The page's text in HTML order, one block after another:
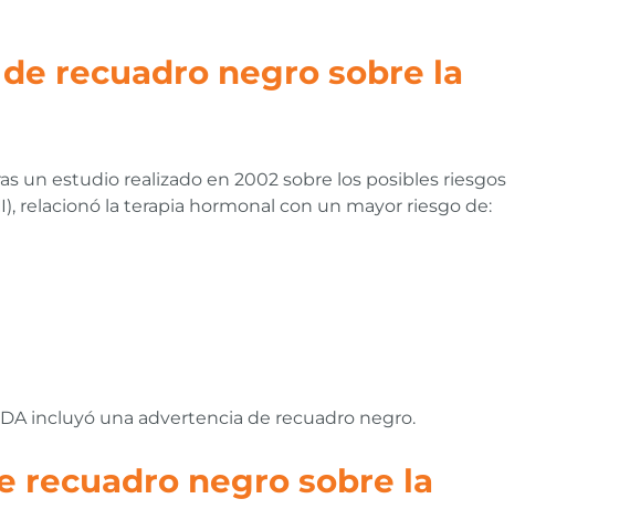
recuadro negro sobre la
un estudio realizado en 2002 sobre los posibles riesgos
relacionó la terapia hormonal con un mayor riesgo de:
incluyó una advertencia de recuadro negro.
recuadro negro sobre la